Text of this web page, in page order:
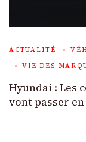
ACTUALITÉ
VIE DES
Hyundai : Les
vont passer